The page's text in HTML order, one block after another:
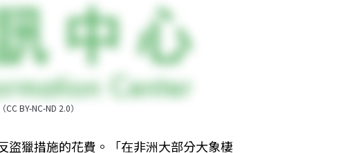
BY-NC-ND 2.0）
盜獵措施的花費。「在非洲大部分大象棲